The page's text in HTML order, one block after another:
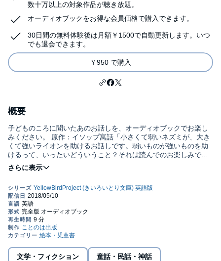
数十万以上の対象作品が聴き放題。
オーディオブックをお得な会員価格で購入できます。
30日間の無料体験後は月額￥1500で自動更新します。いつ
でも退会できます。
￥950 で購入
概要
子どものころに聞いたあのお話しを、オーディオブックでお楽し
みください。 原作：イソップ寓話「小さくて弱いネズミが、大き
くて強いライオンを助けるお話しです。弱いものが強いものを助
けるって、いったいどういうこと？それは読んでのお楽しみで
す」 別売りのイラスト付き電子書籍に対応。合わせてご購入いた
だければ、言語学習用にも最適です。公式サイト http://yellow-
ンツに含まれている言語は『英語』のみです。他言語版をお求め
の方は、別途お買い求めください。(C) YellowBirdProject
文学・フィクション 童話・民話・神話